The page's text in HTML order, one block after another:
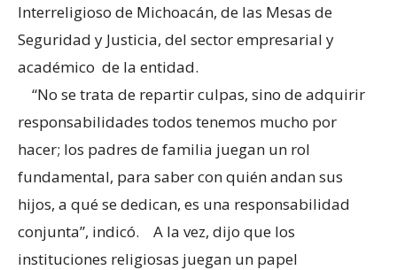
Interreligioso de Michoacán, de las Mesas de
Seguridad y Justicia, del sector empresarial y
académico de la entidad.
“No se trata de repartir culpas, sino de adquirir
responsabilidades todos tenemos mucho por
hacer; los padres de familia juegan un rol
fundamental, para saber con quién andan sus
hijos, a qué se dedican, es una responsabilidad
conjunta”, indicó. A la vez, dijo que los
instituciones religiosas juegan un papel